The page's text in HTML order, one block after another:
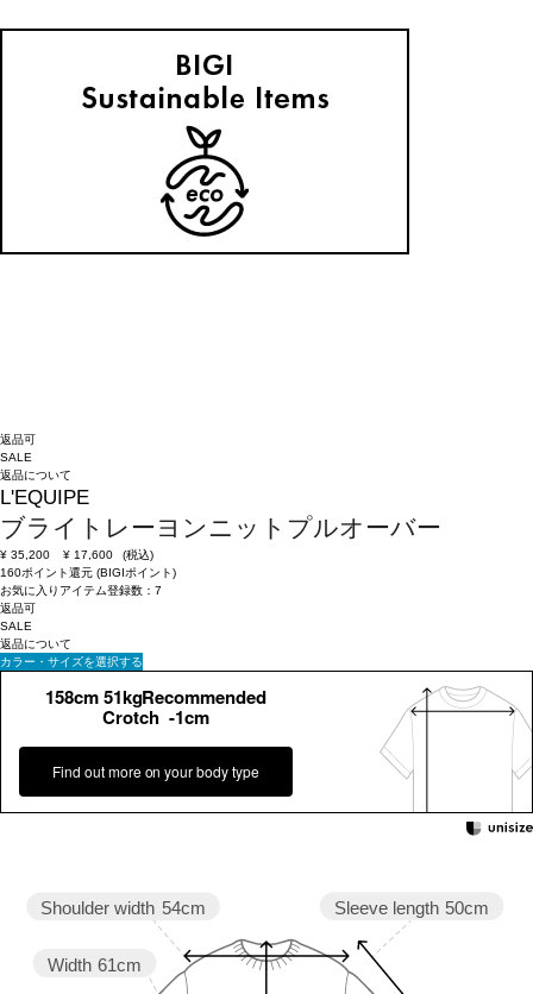
返品可
SALE
返品について
L'EQUIPE
ブライトレーヨンニットプルオーバー
¥ 35,200 ¥ 17,600
(税込)
160ポイント還元 (BIGIポイント)
お気に入りアイテム登録数： 7
返品可
SALE
返品について
カラー・サイズを選択する
158cm 51kgRecommended
Crotch -1cm
Find out more on your body type
Sleeve length 50cm
Width 61cm
Shoulder width 54cm